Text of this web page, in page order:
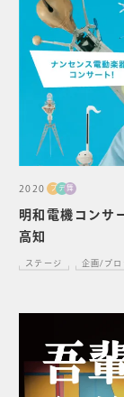
明和電機コンサ
高知
2020 プ デ 舞
ステージ 企画/プロ